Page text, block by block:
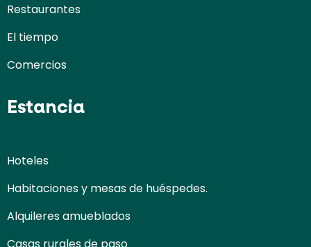
Restaurantes
El tiempo
Comercios
Estancia
Hoteles
Habitaciones y mesas de huéspedes.
Alquileres amueblados